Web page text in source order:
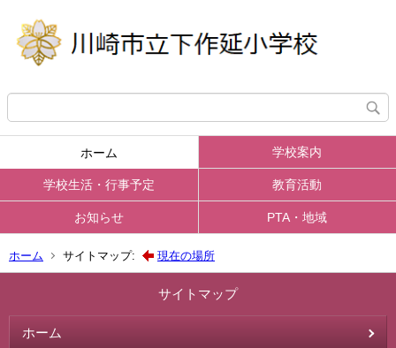
ホーム 学校案内
学校生活・行事予定 教育活動
お知らせ PTA・地域
ホーム サイトマップ: 現在の場所
サイトマップ
ホーム